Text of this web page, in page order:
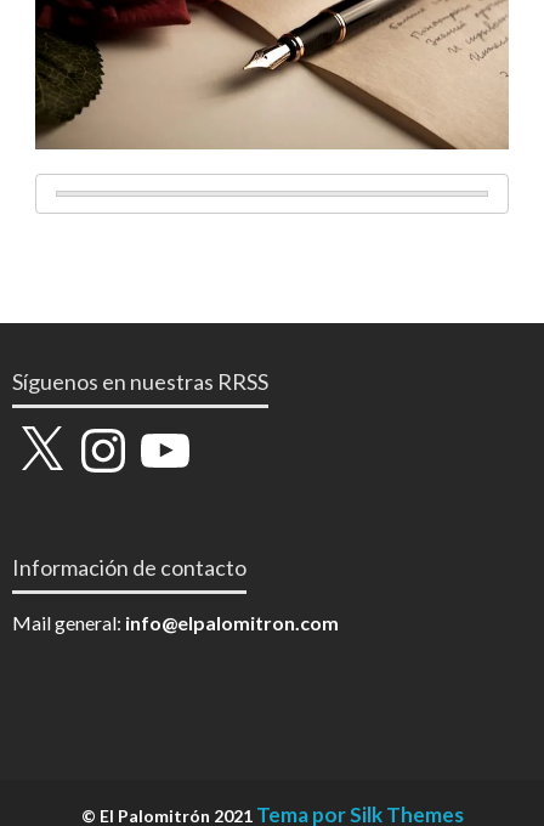
Síguenos en nuestras RRSS
X InstagramYouTube
Información de contacto
Mail general: info@elpalomitron.com
© El Palomitrón 2021 Tema por Silk Themes